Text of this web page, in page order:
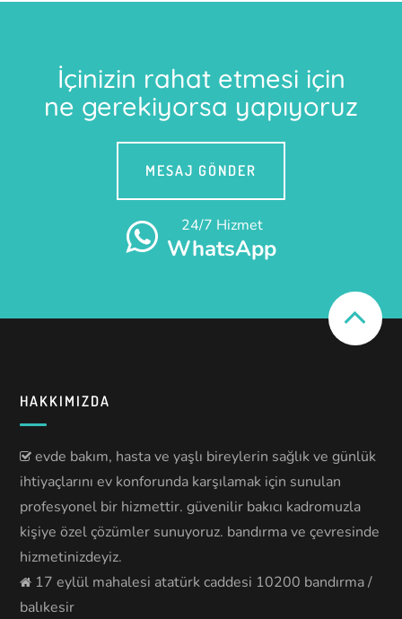
İçinizin rahat etmesi için
ne gerekiyorsa yapıyoruz
MESAJ GÖNDER
24/7 Hizmet
WhatsApp
HAKKIMIZDA
evde bakım, hasta ve yaşlı bireylerin sağlık ve günlük
ihtiyaçlarını ev konforunda karşılamak için sunulan
profesyonel bir hizmettir. güvenilir bakıcı kadromuzla
kişiye özel çözümler sunuyoruz. bandırma ve çevresinde
hizmetinizdeyiz.
17 eylül mahalesi atatürk caddesi 10200 bandırma /
balıkesir